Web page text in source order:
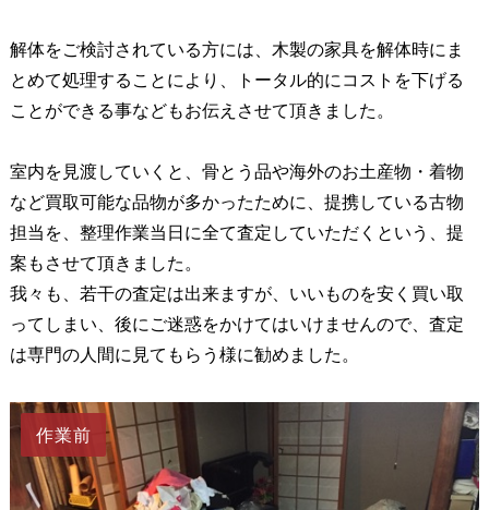
解体をご検討されている方には、木製の家具を解体時にま
とめて処理することにより、トータル的にコストを下げる
ことができる事などもお伝えさせて頂きました。
室内を見渡していくと、骨とう品や海外のお土産物・着物
など買取可能な品物が多かったために、提携している古物
担当を、整理作業当日に全て査定していただくという、提
案もさせて頂きました。
我々も、若干の査定は出来ますが、いいものを安く買い取
ってしまい、後にご迷惑をかけてはいけませんので、査定
は専門の人間に見てもらう様に勧めました。
作業前